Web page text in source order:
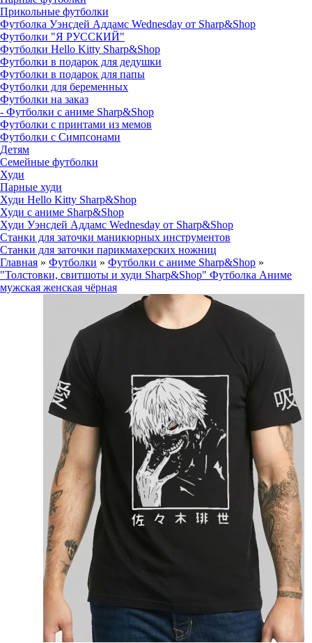
Прикольные футболки
Футболка Уэнсдей Аддамс Wednesday от Sharp&Shop
Футболки "Я РУССКИЙ"
Футболки Hello Kitty Sharp&Shop
Футболки в подарок для дедушки
Футболки в подарок для папы
Футболки для беременных
Футболки на заказ
- Футболки с аниме Sharp&Shop
Футболки с принтами из мемов
Футболки с Симпсонами
Детям
Семейные футболки
Худи
Парные худи
Худи Hello Kitty Sharp&Shop
Худи с аниме Sharp&Shop
Худи Уэнсдей Аддамс Wednesday от Sharp&Shop
Станки для заточки маникюрных инструментов
Станки для заточки парикмахерских ножниц
Главная » Футболки » Футболки с аниме Sharp&Shop »
"Толстовки, свитшоты и худи Sharp&Shop" Футболка Аниме
мужская женская чёрная